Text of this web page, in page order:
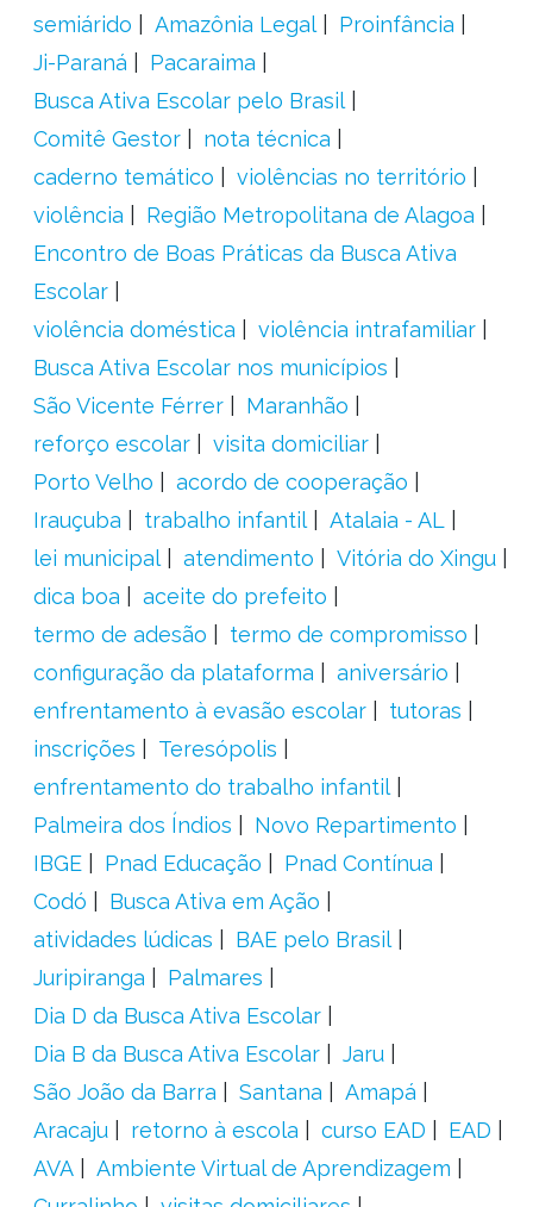
semiárido
Amazônia Legal
Proinfância
Ji-Paraná
Pacaraima
Busca Ativa Escolar pelo Brasil
Comitê Gestor
nota técnica
caderno temático
violências no território
violência
Região Metropolitana de Alagoa
Encontro de Boas Práticas da Busca Ativa
Escolar
violência doméstica
violência intrafamiliar
Busca Ativa Escolar nos municípios
São Vicente Férrer
Maranhão
reforço escolar
visita domiciliar
Porto Velho
acordo de cooperação
Irauçuba
trabalho infantil
Atalaia - AL
lei municipal
atendimento
Vitória do Xingu
dica boa
aceite do prefeito
termo de adesão
termo de compromisso
configuração da plataforma
aniversário
enfrentamento à evasão escolar
tutoras
inscrições
Teresópolis
enfrentamento do trabalho infantil
Palmeira dos Índios
Novo Repartimento
IBGE
Pnad Educação
Pnad Contínua
Codó
Busca Ativa em Ação
atividades lúdicas
BAE pelo Brasil
Juripiranga
Palmares
Dia D da Busca Ativa Escolar
Dia B da Busca Ativa Escolar
Jaru
São João da Barra
Santana
Amapá
Aracaju
retorno à escola curso EAD
EAD
AVA
Ambiente Virtual de Aprendizagem